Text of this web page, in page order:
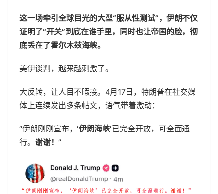
这一场牵引全球目光的大型“服从性测试”，伊朗不仅
证明了“开关”到底在谁手里，同时也让帝国的脸，彻
底丢在了霍尔木兹海峡。
美伊谈判，越来越刺激了。
大反转，让人目不暇接。4月17日，特朗普在社交媒
体上连续发出多条帖文，语气带着激动：
“伊朗刚刚宣布， ‘伊朗海峡’已完全开放，可全面通
行。 谢谢！ ”